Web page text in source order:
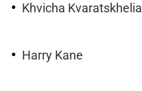
Khvicha Kvaratskhelia
Harry Kane